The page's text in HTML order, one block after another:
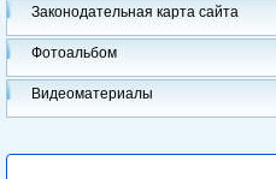
Законодательная карта сайта
Фотоальбом
Видеоматериалы